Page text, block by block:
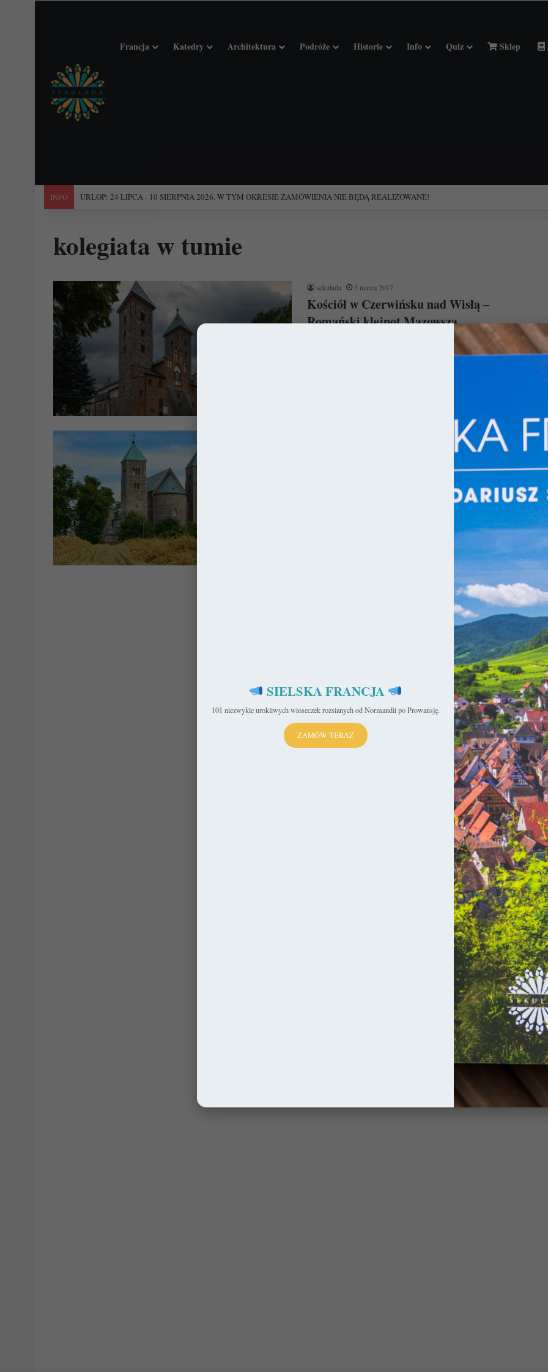
Francja Katedry Architektura Podróże Historie Info Quiz Sklep
INFO "Święta Francja". Przewodnik po 101 średniowiecznych kościołach Francji.
kolegiata w tumie
sekulada 5 marca 2017
Kościół w Czerwińsku nad Wisłą –
Romański klejnot Mazowsza
Kościół w Czerwińsku nad Wisłą pod wezwaniem Zwiastowania
NMP zbudowany został w XII wieku, co dziś czyni go jednym
Kolegiata w Tumie – Świadek dziejów
Kolegiata w Tumie pod Łęczycą jest niewątpliwą perłą
architektury romańskiej, a tym samym jedną z najlepiej
SIELSKA FRANCJA
101 niezwykle urokliwych wioseczek rozsianych od Normandii po Prowansję.
ZAMÓW TERAZ